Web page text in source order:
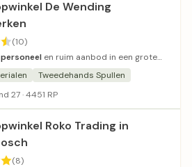
De Wending
(10)
en ruim aanbod in een grote
Tweedehands Spullen
27 · 4451 RP
Roko Trading in
(8)